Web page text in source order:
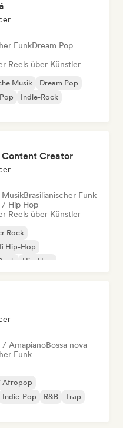
FunkDream Pop
Reels über Künstler
Musik
Dream Pop
Indie-Rock
Creator
MusikBrasilianischer Funk
/ Hip Hop
Reels über Künstler
Rock
Hip-Hop
Hip-Hop
/ AmapianoBossa nova
Funk
Afropop
Indie-Pop R&B
Trap